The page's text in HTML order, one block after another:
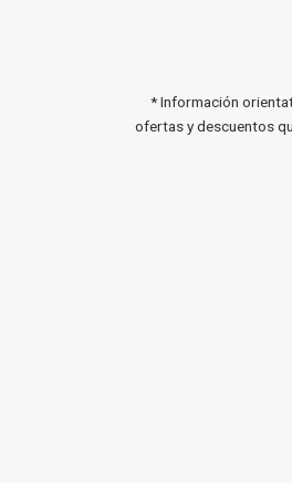
* Información
ofertas y descuentos